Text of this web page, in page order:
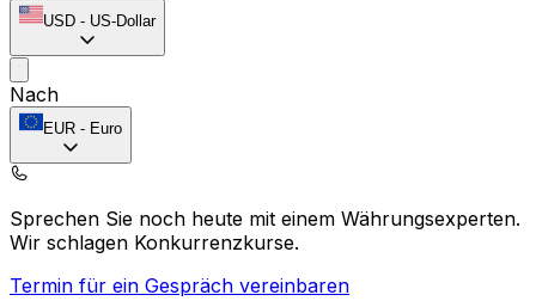
USD - US-Dollar
Nach
EUR - Euro
Sprechen Sie noch heute mit einem Währungsexperten.
Wir schlagen Konkurrenzkurse.
Termin für ein Gespräch vereinbaren